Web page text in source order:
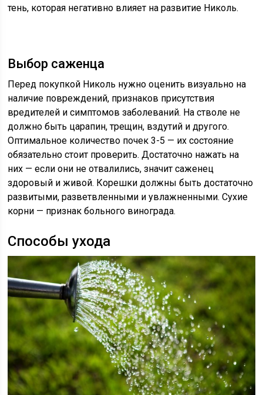
тень, которая негативно влияет на развитие Николь.
Выбор саженца
Перед покупкой Николь нужно оценить визуально на
наличие повреждений, признаков присутствия
вредителей и симптомов заболеваний. На стволе не
должно быть царапин, трещин, вздутий и другого.
Оптимальное количество почек 3-5 — их состояние
обязательно стоит проверить. Достаточно нажать на
них — если они не отвалились, значит саженец
здоровый и живой. Корешки должны быть достаточно
развитыми, разветвленными и увлажненными. Сухие
корни — признак больного винограда.
Способы ухода